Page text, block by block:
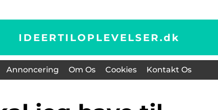
IDEERTILOPLEVELSER.dk
Annoncering Om Os Cookies Kontakt Os